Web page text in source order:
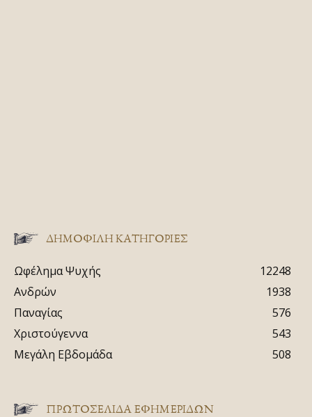
ΔΗΜΟΦΙΛΗ ΚΑΤΗΓΟΡΙΕΣ
Ωφέλημα Ψυχής
12248
Ανδρών
1938
Παναγίας
576
Χριστούγεννα
543
Μεγάλη Εβδομάδα
508
ΠΡΩΤΟΣΈΛΙΔΑ ΕΦΗΜΕΡΊΔΩΝ